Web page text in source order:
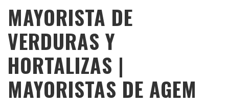
MAYORISTA DE
VERDURAS Y
HORTALIZAS |
MAYORISTAS DE AGEM